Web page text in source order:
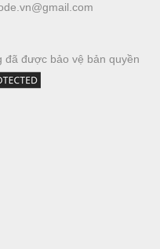
đã được bảo vệ bản quyền